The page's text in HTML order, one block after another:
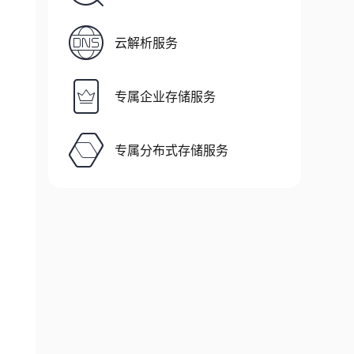
云解析服务
专属企业存储服务
专属分布式存储服务